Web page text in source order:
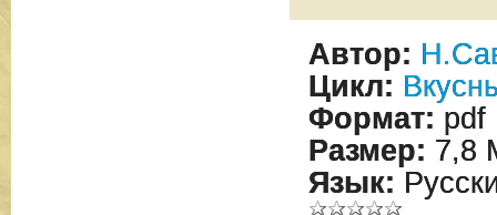
Автор:
Цикл:
Формат: pdf
Размер: 7,8
Язык: